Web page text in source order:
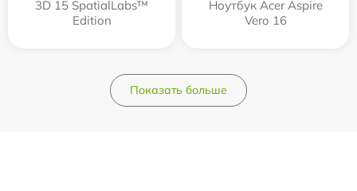
3D 15 SpatialLabs™
Edition
Ноутбук Acer Aspire
Vero 16
Показать больше